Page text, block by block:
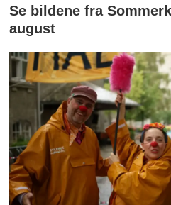
Se bildene fra
august